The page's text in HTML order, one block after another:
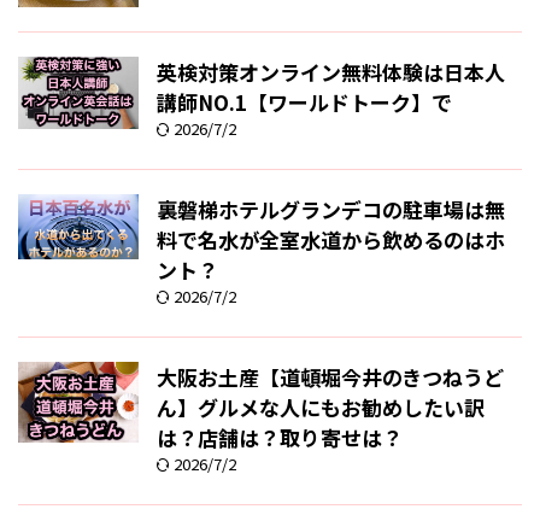
英検対策オンライン無料体験は日本人
講師NO.1【ワールドトーク】で
2026/7/2
裏磐梯ホテルグランデコの駐車場は無
料で名水が全室水道から飲めるのはホ
ント？
2026/7/2
大阪お土産【道頓堀今井のきつねうど
ん】グルメな人にもお勧めしたい訳
は？店舗は？取り寄せは？
2026/7/2